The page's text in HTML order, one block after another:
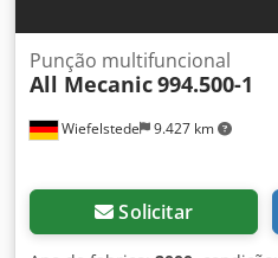
Wiefelstede 9.427 km
Punção multifuncional
All Mecanic994.500-1
Solicitar